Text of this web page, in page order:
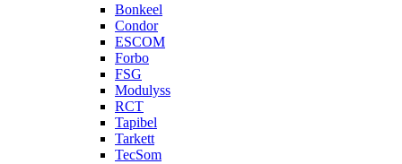
Bonkeel
Condor
ESCOM
Forbo
FSG
Modulyss
RCT
Tapibel
Tarkett
TecSom